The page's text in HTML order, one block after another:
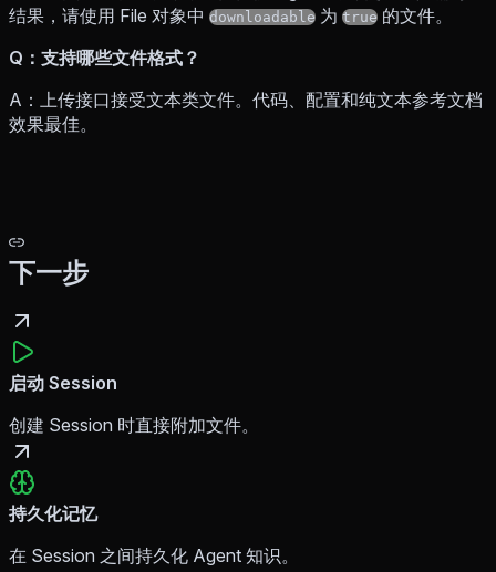
结果，请使用 File 对象中 downloadable 为 true 的文件。
Q：支持哪些文件格式？
A：上传接口接受文本类文件。代码、配置和纯文本参考文档
效果最佳。
下一步
启动 Session
创建 Session 时直接附加文件。
持久化记忆
在 Session 之间持久化 Agent 知识。